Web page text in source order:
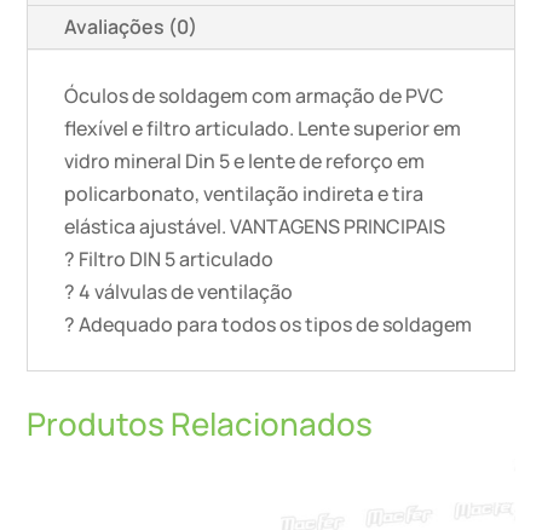
Avaliações (0)
Óculos de soldagem com armação de PVC
flexível e filtro articulado. Lente superior em
vidro mineral Din 5 e lente de reforço em
policarbonato, ventilação indireta e tira
elástica ajustável. VANTAGENS PRINCIPAIS
? Filtro DIN 5 articulado
? 4 válvulas de ventilação
? Adequado para todos os tipos de soldagem
Produtos Relacionados